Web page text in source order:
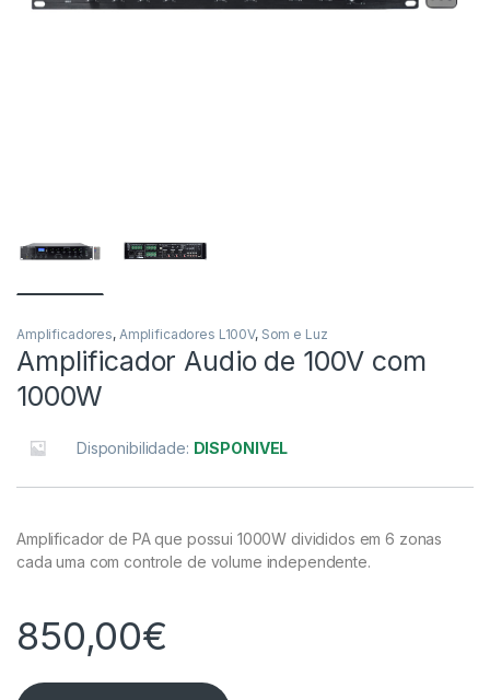
Amplificadores, Amplificadores L100V, Som e Luz
Amplificador Audio de 100V com
1000W
Disponibilidade: DISPONIVEL
Amplificador de PA que possui 1000W divididos em 6 zonas
cada uma com controle de volume independente.
850,00€